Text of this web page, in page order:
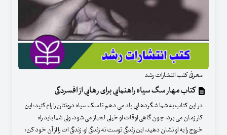
معرفی کتب انتشارات رشد
کتاب مهار سگ سیاه راهنمایی برای رهایی از افسردگی
در این کتاب به شما شگردهایی یاد می دهم تا سک سیاه درونتان را رام کنید؛ این
کار زمان می برد؛ چون گاهی اوقات او خیلی لجباز می شود. ولی شما باید راه
خروج را به او نشان دهید. این زندگی توست نه زندگی او. زندگی ات را از آن خود کن؛